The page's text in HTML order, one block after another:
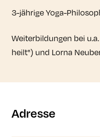
3-jährige Yoga-
Weiterbildungen bei
heilt") und Lorna
Adresse